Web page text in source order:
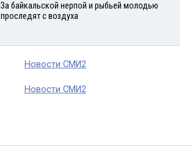
За байкальской нерпой и рыбьей молодью
проследят с воздуха
Новости СМИ2
Новости СМИ2